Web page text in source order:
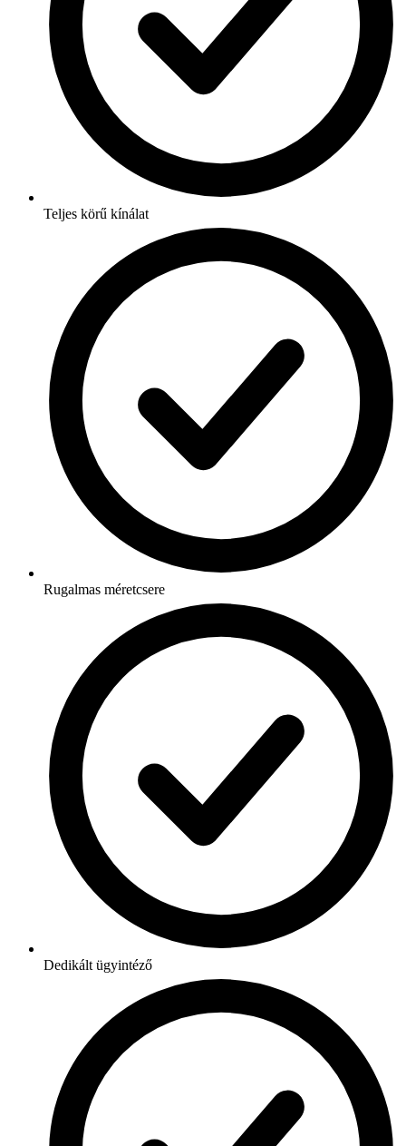
Teljes körű kínálat
Rugalmas méretcsere
Dedikált ügyintéző